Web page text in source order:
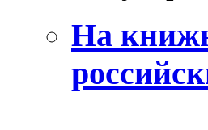
На